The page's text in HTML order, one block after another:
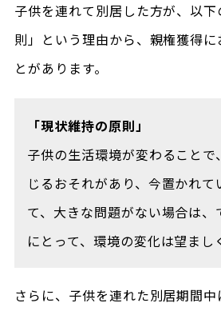
子供を連れて別居した方が、以
則」という理由から、親権獲得
とがあります。
「現状維持の原則」
子供の生活環境が変わること
じるおそれがあり、今置かれ
て、大きな問題がない場合は
にとって、環境の変化は望まし
さらに、子供を連れた別居期間